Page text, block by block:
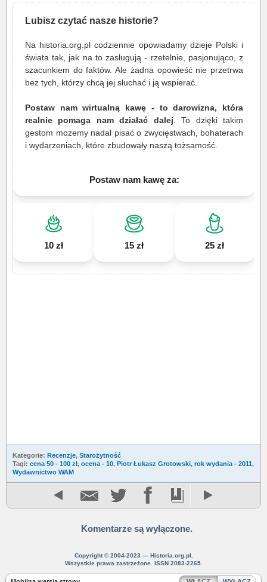
Lubisz czytać nasze historie?
Na historia.org.pl codziennie opowiadamy dzieje Polski i
świata tak, jak na to zasługują - rzetelnie, pasjonująco, z
szacunkiem do faktów. Ale żadna opowieść nie przetrwa
bez tych, którzy chcą jej słuchać i ją wspierać.
Postaw nam wirtualną kawę - to darowizna, która
realnie pomaga nam działać dalej. To dzięki takim
gestom możemy nadal pisać o zwycięstwach, bohaterach
i wydarzeniach, które zbudowały naszą tożsamość.
Postaw nam kawę za:
10 zł 15 zł 25 zł
Kategorie: Recenzje, Starożytność
Tagi: cena 50 - 100 zł, ocena - 10, Piotr Łukasz Grotowski, rok wydania - 2011,
Wydawnictwo WAM
Komentarze są wyłączone.
Copyright © 2004-2023 — Historia.org.pl.
Wszystkie prawa zastrzeżone. ISSN 2083-2265.